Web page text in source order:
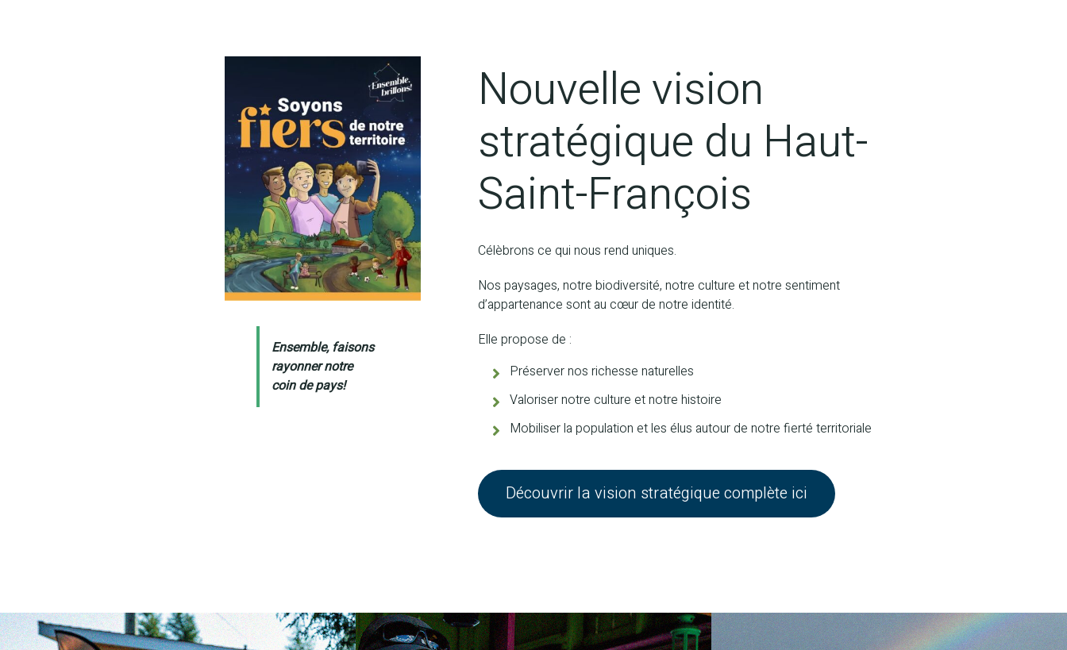
Ensemble, faisons
rayonner notre
coin de pays!
Nouvelle vision
stratégique du Haut-
Saint-François
Célèbrons ce qui nous rend uniques.
Nos paysages, notre biodiversité, notre culture et notre sentiment
d’appartenance sont au cœur de notre identité.
Elle propose de :
Préserver nos richesse naturelles
Valoriser notre culture et notre histoire
Mobiliser la population et les élus autour de notre fierté territoriale
Découvrir la vision stratégique complète ici